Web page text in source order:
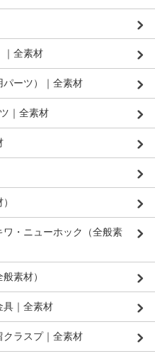
｜全素材
パーツ）｜全素材
｜全素材
・ニューホック（全般素
素材）
具｜全素材
クラスプ｜全素材